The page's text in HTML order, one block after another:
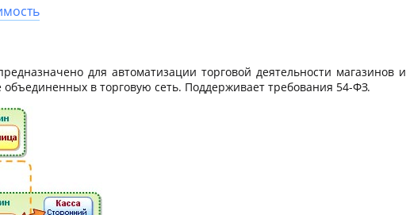
для автоматизации торговой деятельности магазинов и
в торговую сеть. Поддерживает требования 54-ФЗ.